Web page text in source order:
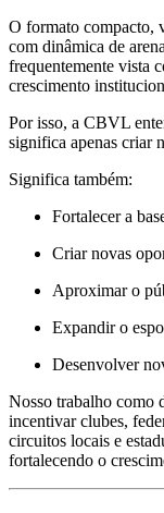
O formato compacto,
com dinâmica de
frequentemente vista
crescimento
Por isso, a CBVL
significa apenas criar
Significa também:
Fortalecer a
Criar novas
Aproximar o
Expandir o
Desenvolver
Nosso trabalho como
incentivar clubes,
circuitos locais e
fortalecendo o